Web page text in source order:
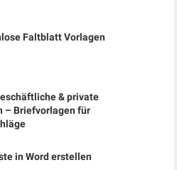
Faltblatt Vorlagen
& private
– Briefvorlagen für
in Word erstellen